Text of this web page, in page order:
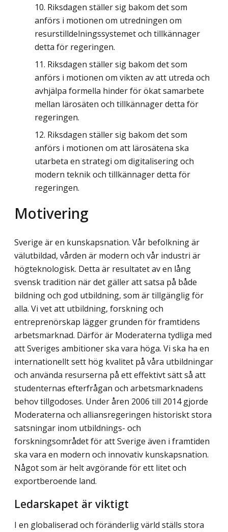
Riksdagen ställer sig bakom det som
anförs i motionen om utredningen om
resurstilldelningssystemet och tillkännager
detta för regeringen.
Riksdagen ställer sig bakom det som
anförs i motionen om vikten av att utreda och
avhjälpa formella hinder för ökat samarbete
mellan lärosäten och tillkännager detta för
regeringen.
Riksdagen ställer sig bakom det som
anförs i motionen om att lärosätena ska
utarbeta en strategi om digitalisering och
modern teknik och tillkännager detta för
regeringen.
Motivering
Sverige är en kunskapsnation. Vår befolkning är
välutbildad, vården är modern och vår industri är
högteknologisk. Detta är resultatet av en lång
svensk tradition när det gäller att satsa på både
bildning och god utbildning, som är tillgänglig för
alla. Vi vet att utbildning, forskning och
entreprenörskap lägger grunden för framtidens
arbets­marknad. Därför är Moderaterna tydliga med
att Sveriges ambitioner ska vara höga. Vi ska ha en
internationellt sett hög kvalitet på våra utbildningar
och använda resurserna på ett effektivt sätt så att
studenternas efterfrågan och arbetsmarknadens
behov tillgodoses. Under åren 2006 till 2014 gjorde
Moderaterna och alliansregeringen historiskt stora
satsningar inom utbildnings- och
forskningsområdet för att Sverige även i framtiden
ska vara en modern och innovativ kunskapsnation.
Något som är helt avgörande för ett litet och
exportberoende land.
Ledarskapet är viktigt
I en globaliserad och föränderlig värld ställs stora